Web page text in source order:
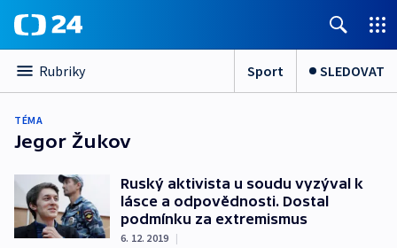
Rubriky Sport SLEDOVAT
TÉMA
Jegor Žukov
Ruský aktivista u soudu vyzýval k
lásce a odpovědnosti. Dostal
podmínku za extremismus
6. 12. 2019 |